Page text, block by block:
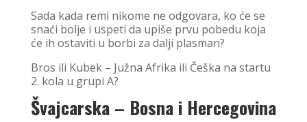
Sada kada remi nikome ne odgovara, ko će se
snaći bolje i uspeti da upiše prvu pobedu koja
će ih ostaviti u borbi za dalji plasman?
Bros ili Kubek – Južna Afrika ili Češka na startu
2. kola u grupi A?
Švajcarska – Bosna i Hercegovina